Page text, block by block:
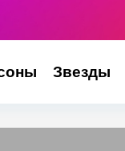
Звезды